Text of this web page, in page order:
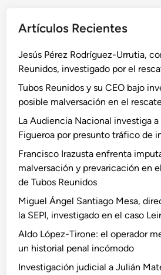
Artículos Recientes
Jesús Pérez Rodríguez-Urrutia,
Reunidos, investigado por el
Tubos Reunidos y su CEO bajo
posible malversación en el
La Audiencia Nacional investiga
Figueroa por presunto tráfico de
Francisco Irazusta enfrenta
malversación y prevaricación en
de Tubos Reunidos
Miguel Ángel Santiago Mesa,
la SEPI, investigado en el caso
Aldo López-Tirone: el operador
un historial penal incómodo
Investigación judicial a Julián